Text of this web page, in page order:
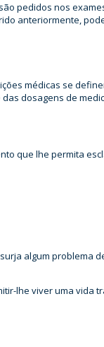
pedidos nos
anteriormente,
médicas se
dosagens de
que lhe permita
algum problema
lhe viver uma vida